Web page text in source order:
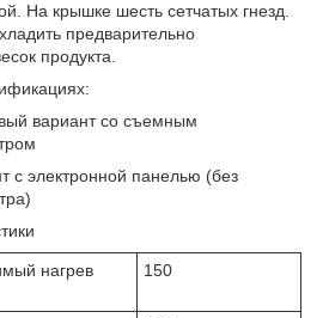
На крышке шесть сетчатых гнезд.
предварительно
продукта.
вариант со съемным
с электронной панелью (без
нагрев
150